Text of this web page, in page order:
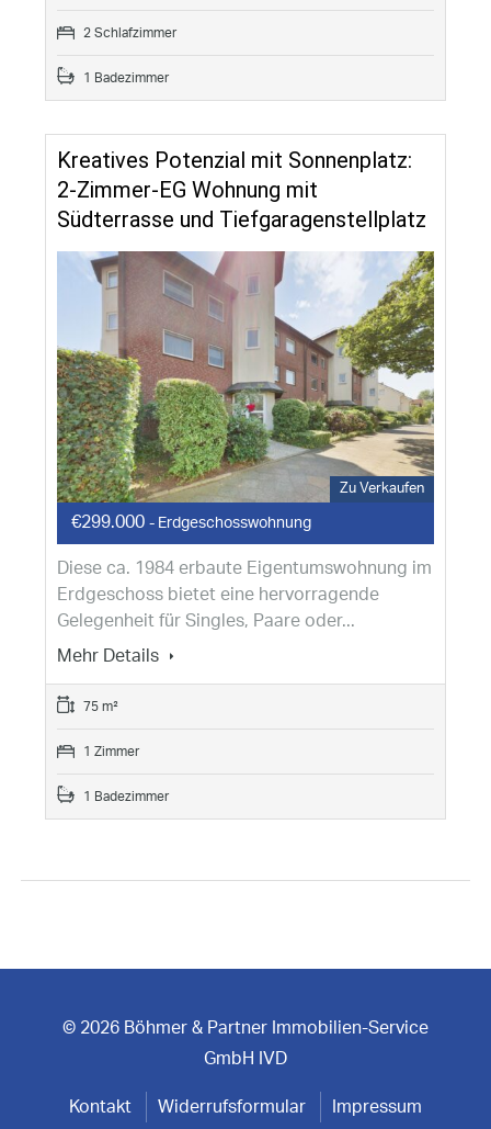
2 Schlafzimmer
1 Badezimmer
Kreatives Potenzial mit Sonnenplatz:
2-Zimmer-EG Wohnung mit
Südterrasse und Tiefgaragenstellplatz
Zu Verkaufen
€299.000 - Erdgeschosswohnung
Diese ca. 1984 erbaute Eigentumswohnung im
Erdgeschoss bietet eine hervorragende
Gelegenheit für Singles, Paare oder...
Mehr Details
75 m²
1 Zimmer
1 Badezimmer
© 2026 Böhmer & Partner Immobilien-Service
GmbH IVD
Kontakt Widerrufsformular Impressum